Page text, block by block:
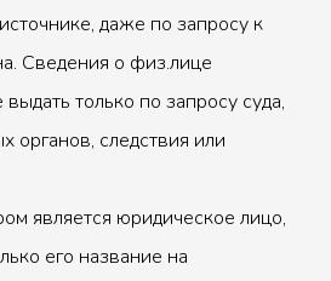
даже по запросу к
Сведения о физ.лице
только по запросу суда,
органов, следствия или
является юридическое лицо,
его название на